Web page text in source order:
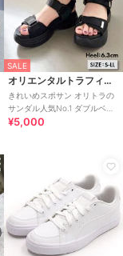
SALE
オリエンタルトラフィック
きれいめスポサン オリトラの
サンダル人気No.1 ダブルベル
ト スポーツサンダル /42207
¥5,000